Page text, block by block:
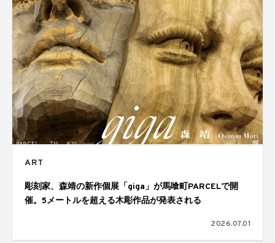
ART
彫刻家、森靖の新作個展「giga」が馬喰町PARCELで開
催。5メートルを超える木彫作品が発表される
2026.07.01